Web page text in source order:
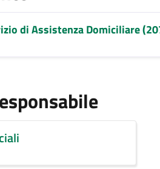
di Assistenza Domiciliare